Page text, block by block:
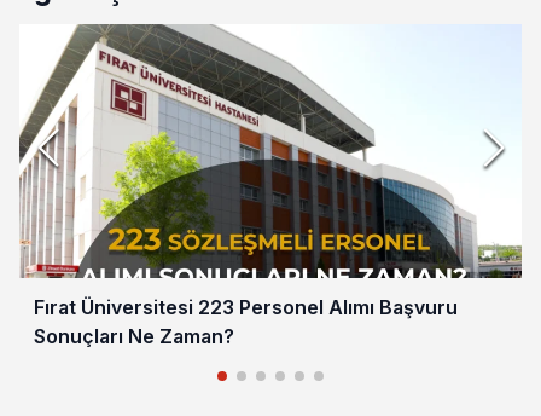
Fırat Üniversitesi 223 Personel Alımı Başvuru
Sonuçları Ne Zaman?